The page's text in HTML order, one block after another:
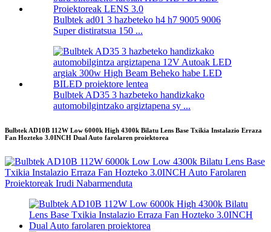
Bulbtek ad01 3 hazbeteko h4 h7 9005 9006
Super distiratsua 150 ...
Bulbtek AD35 3 hazbeteko handizkako
automobilgintzako argiztapena sy ...
Bulbtek AD10B 112W Low 6000k High 4300k Bilatu Lens Base Txikia Instalazio Erraza
Fan Hozteko 3.0INCH Dual Auto farolaren proiektorea